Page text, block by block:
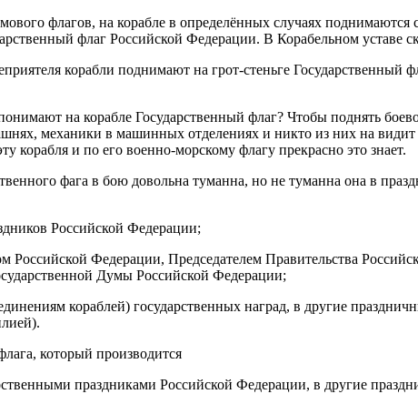
флагов, на корабле в определённых случаях
флаг Российской Федерации. В Корабельном уставе
корабли поднимают на грот-стеньге
на корабле Государственный флаг? Чтобы поднять
механики в машинных отделениях и никто из них на видит
корабля и по его военно-морскому флагу прекрасно это знает.
фага в бою довольна туманна, но не туманна она в
Российской Федерации;
Российской Федерации, Председателем Правительства
Думы Российской Федерации;
кораблей) государственных наград, в другие
который производится
праздниками Российской Федерации, в другие